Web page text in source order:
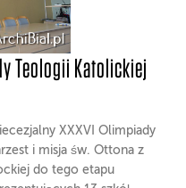
Teologii Katolickiej
XXXVI Olimpiady
i misja św. Ottona z
do tego etapu